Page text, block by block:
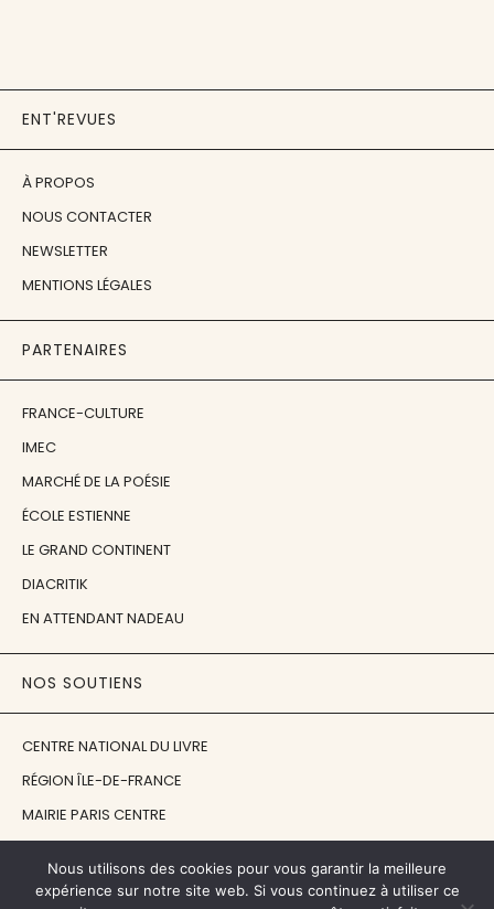
ENT'REVUES
À PROPOS
NOUS CONTACTER
NEWSLETTER
MENTIONS LÉGALES
PARTENAIRES
FRANCE-CULTURE
IMEC
MARCHÉ DE LA POÉSIE
ÉCOLE ESTIENNE
LE GRAND CONTINENT
DIACRITIK
EN ATTENDANT NADEAU
NOS SOUTIENS
CENTRE NATIONAL DU LIVRE
RÉGION ÎLE-DE-FRANCE
MAIRIE PARIS CENTRE
FONDATION JAN MICHALSKI
Nous utilisons des cookies pour vous garantir la meilleure
expérience sur notre site web. Si vous continuez à utiliser ce